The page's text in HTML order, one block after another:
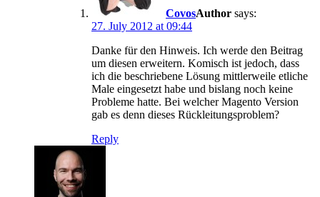
Covos
says:
27. July 2012 at 09:44
Danke für den Hinweis. Ich werde den Beitrag
um diesen erweitern. Komisch ist jedoch, dass
ich die beschriebene Lösung mittlerweile etliche
Male eingesetzt habe und bislang noch keine
Probleme hatte. Bei welcher Magento Version
gab es denn dieses Rückleitungsproblem?
Reply